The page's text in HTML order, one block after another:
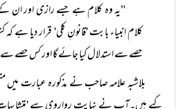
"یہ وہ کلام ہے جسے رازی اور ان
کلام انبیاء بابت 'قانونِ کلی' قرار دیا ہے
حصے سے استدلال کیا جائے گا اور کس حصے
بلاشبہ علامہ صاحب نے مذکورہ عبارت میں